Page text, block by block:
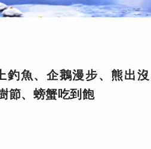
魚、企鵝漫步、熊出
節、螃蟹吃到飽